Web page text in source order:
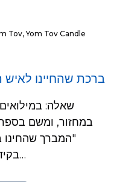
Tov,Yom Tov Candle
ברכת שהחיינו לאיש
"המברך שהחינו
בקידוש". איך מבארים מנהג זה? האם…